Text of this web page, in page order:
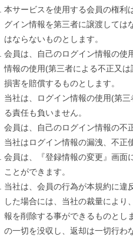
本サービスを使用する会員の権利
グイン情報を第三者に譲渡しては
はならないものとします。
会員は、自己のログイン情報の使
情報の使用(第三者による不正又
損害を賠償するものとします。
当社は、ログイン情報の使用(第
る責任も負いません。
会員は、自己のログイン情報の不
当社はログイン情報の漏洩、不正
会員は、『登録情報の変更』画面
ことができます。
当社は、会員の行為が本規約に違
した場合には、当社の裁量によ
報を削除する事ができるものとし
の一切を没収し、返却は一切行わ